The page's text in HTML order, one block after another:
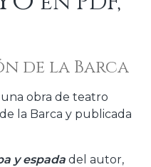
de la Barca
obra de teatro
la Barca y publicada
y espada del autor,